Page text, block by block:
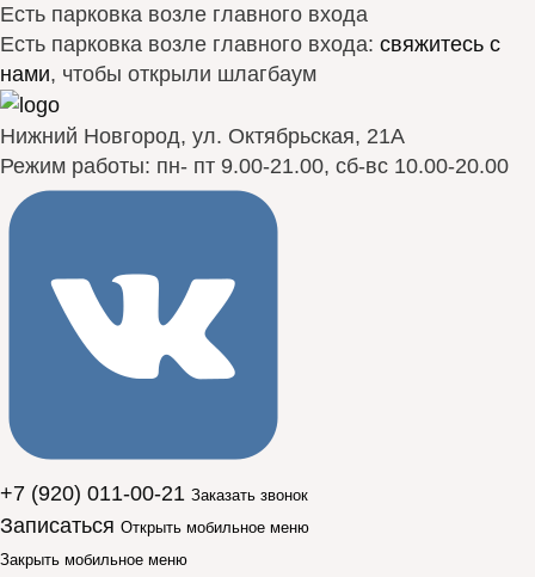
Есть парковка возле главного входа
Есть парковка возле главного входа: свяжитесь с
нами, чтобы открыли шлагбаум
Нижний Новгород, ул. Октябрьская, 21А
Режим работы: пн- пт 9.00-21.00, сб-вс 10.00-20.00
+7 (920) 011-00-21 Заказать звонок
Записаться Открыть мобильное меню
Закрыть мобильное меню